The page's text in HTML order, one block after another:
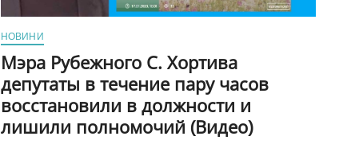
НОВИНИ
Мэра Рубежного С. Хортива
депутаты в течение пару часов
восстановили в должности и
лишили полномочий (Видео)